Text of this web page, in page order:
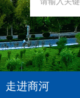
走进商河